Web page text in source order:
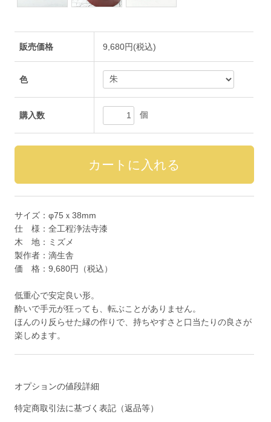
販売価格 9,680円(税込)
色
購入数 個
サイズ：φ75ｘ38mm
仕 様：全工程浄法寺漆
木 地：ミズメ
製作者：滴生舎
価 格：9,680円（税込）
低重心で安定良い形。
酔いで手元が狂っても、転ぶことがありません。
ほんのり反らせた縁の作りで、持ちやすさと口当たりの良さが
楽しめます。
オプションの値段詳細
特定商取引法に基づく表記（返品等）